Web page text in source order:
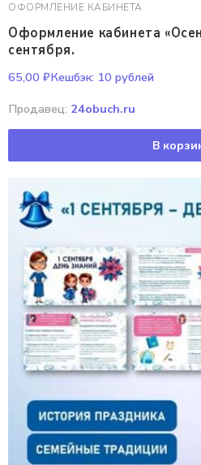
ОФОРМЛЕНИЕ КАБИНЕТА
Оформление кабинета
сентября.
65,00 ₽Кешбэк: 10 рублей
Продавец: 24obuch.ru
В